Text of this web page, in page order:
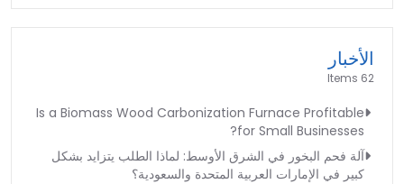
الأخبار
62 Items
Is a Biomass Wood Carbonization Furnace Profitable
for Small Businesses?
آلة فحم البخور في الشرق الأوسط: لماذا الطلب يتزايد بشكل
كبير في الإمارات العربية المتحدة والسعودية؟